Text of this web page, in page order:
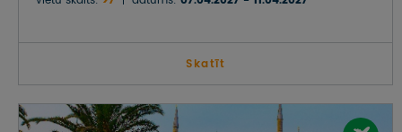
Skatīt